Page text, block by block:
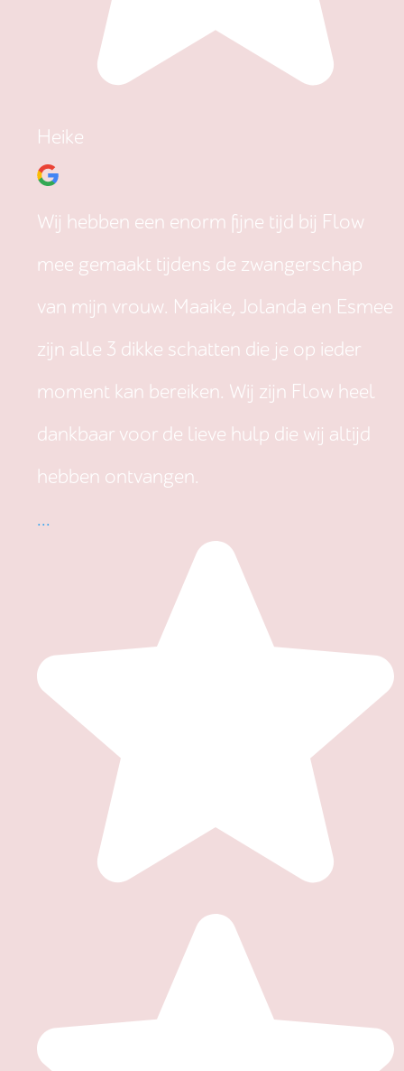
Heike
Wij hebben een enorm fijne tijd bij Flow
mee gemaakt tijdens de zwangerschap
van mijn vrouw. Maaike, Jolanda en Esmee
zijn alle 3 dikke schatten die je op ieder
moment kan bereiken. Wij zijn Flow heel
dankbaar voor de lieve hulp die wij altijd
hebben ontvangen.
...